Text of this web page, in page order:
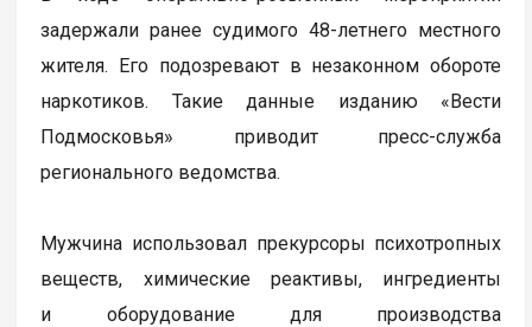
задержали ранее судимого 48-летнего местного
жителя. Его подозревают в незаконном обороте
наркотиков. Такие данные изданию «Вести
Подмосковья» приводит пресс-служба
регионального ведомства.
Мужчина использовал прекурсоры психотропных
веществ, химические реактивы, ингредиенты
и оборудование для производства